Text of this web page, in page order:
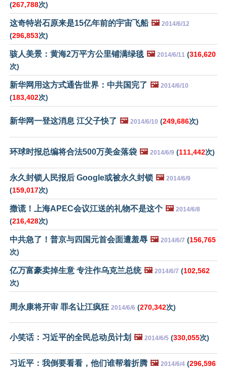
(267,788次)
这奇特岩石原来是15亿年前的宇宙飞船 🖼️ 2014/6/12
(296,853次)
骇人美景：黄海2万平方公里铺满绿毯 🖼️ 2014/6/11 (316,620
次)
新华网用这方式通告世界：中共国完了 🖼️ 2014/6/10
(183,402次)
新华网一登这消息 江父子快了 🖼️ 2014/6/10 (249,686次)
环球时报总编将合法500万美金落袋 🖼️ 2014/6/9 (111,442次)
永久封锁人民报后 Google或被永久封锁 🖼️ 2014/6/9
(159,017次)
撒谎！上海APEC会议江送的礼物不是这个 🖼️ 2014/6/8
(216,428次)
中共急了！普京与四国元首会面遭羞辱 🖼️ 2014/6/7 (156,765
次)
亿万富豪卖掉生意 专注作乌克兰总统 🖼️ 2014/6/7 (102,562
次)
周永康将开审 罪名让江疯狂 2014/6/6 (270,342次)
小笑话：习近平的全民总动员计划 🖼️ 2014/6/5 (330,055次)
习近平：我倒要看看，他们谁帮着折腾 🖼️ 2014/6/4 (296,596